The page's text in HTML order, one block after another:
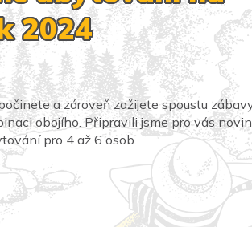
2024
a zároveň zažijete spoustu
obojího. Připravili jsme pro vás
pro 4 až 6 osob.